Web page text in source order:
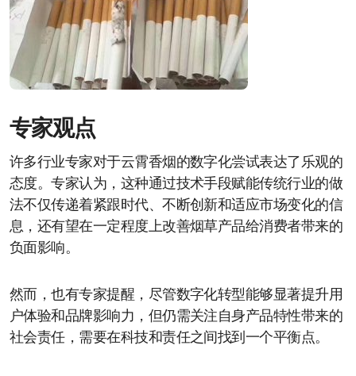
专家观点
许多行业专家对于云霄香烟的数字化尝试表达了乐观的
态度。专家认为，这种通过技术手段赋能传统行业的做
法不仅传递着紧跟时代、不断创新和适应市场变化的信
息，还有望在一定程度上改善烟草产品给消费者带来的
负面影响。
然而，也有专家提醒，尽管数字化转型能够显著提升用
户体验和品牌影响力，但仍需关注自身产品特性带来的
社会责任，需要在科技和责任之间找到一个平衡点。